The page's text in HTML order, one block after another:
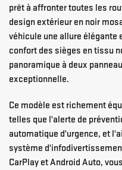
prêt à affronter toutes les
design extérieur en noir
véhicule une allure élégante
confort des sièges en tissu
panoramique à deux
exceptionnelle.
Ce modèle est richement
telles que l'alerte de
automatique d'urgence, et
système
CarPlay et Android Auto,